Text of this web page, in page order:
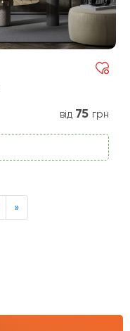
від 75 грн
»Next